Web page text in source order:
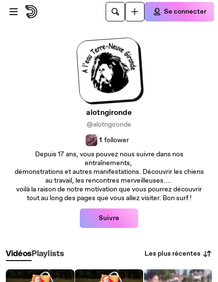
Passer au contenu principal
Se connecter
alotngironde
@alotngironde
1 follower
Depuis 17 ans, vous pouvez nous suivre dans nos
entraînements,
démonstrations et autres manifestations. Découvrir les chiens
au travail, les rencontres merveilleuses....
voilà la raison de notre motivation que vous pourrez découvrir
tout au long des pages que vous allez visiter. Bon surf !
Suivre
VidéosPlaylists Les plus récentes